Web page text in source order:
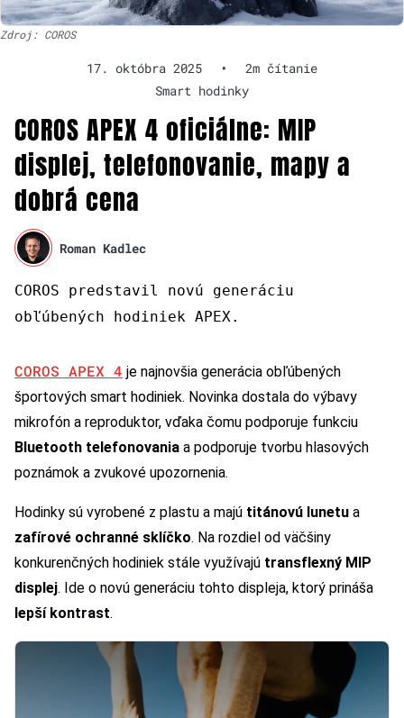
Zdroj: COROS
17. októbra 2025 •
2m čítanie
Smart hodinky
COROS APEX 4 oficiálne: MIP
displej, telefonovanie, mapy a
dobrá cena
Roman Kadlec
COROS predstavil novú generáciu
obľúbených hodiniek APEX.
COROS APEX 4 je najnovšia generácia obľúbených
športových smart hodiniek. Novinka dostala do výbavy
mikrofón a reproduktor, vďaka čomu podporuje funkciu
Bluetooth telefonovania a podporuje tvorbu hlasových
poznámok a zvukové upozornenia.
Hodinky sú vyrobené z plastu a majú titánovú lunetu a
zafírové ochranné sklíčko. Na rozdiel od väčšiny
konkurenčných hodiniek stále využívajú transflexný MIP
displej. Ide o novú generáciu tohto displeja, ktorý prináša
lepší kontrast.